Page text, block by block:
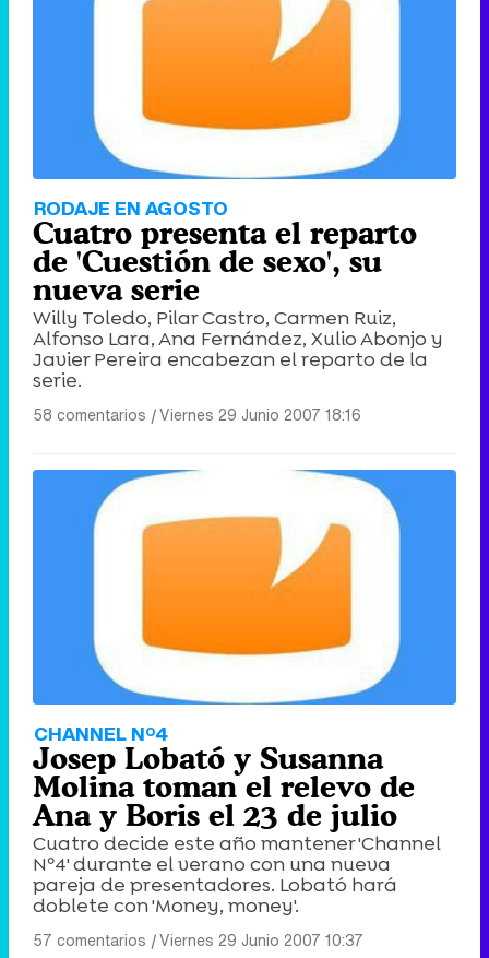
RODAJE EN AGOSTO
Cuatro presenta el reparto
de 'Cuestión de sexo', su
nueva serie
Willy Toledo, Pilar Castro, Carmen Ruiz,
Alfonso Lara, Ana Fernández, Xulio Abonjo y
Javier Pereira encabezan el reparto de la
serie.
58 comentarios |Viernes 29 Junio 2007 18:16
CHANNEL Nº4
Josep Lobató y Susanna
Molina toman el relevo de
Ana y Boris el 23 de julio
Cuatro decide este año mantener 'Channel
Nº4' durante el verano con una nueva
pareja de presentadores. Lobató hará
doblete con 'Money, money'.
57 comentarios |Viernes 29 Junio 2007 10:37